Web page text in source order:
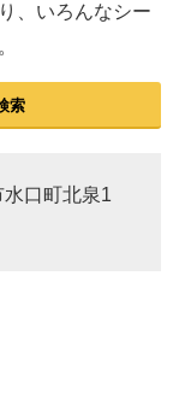
、いろんなシー
索
水口町北泉1